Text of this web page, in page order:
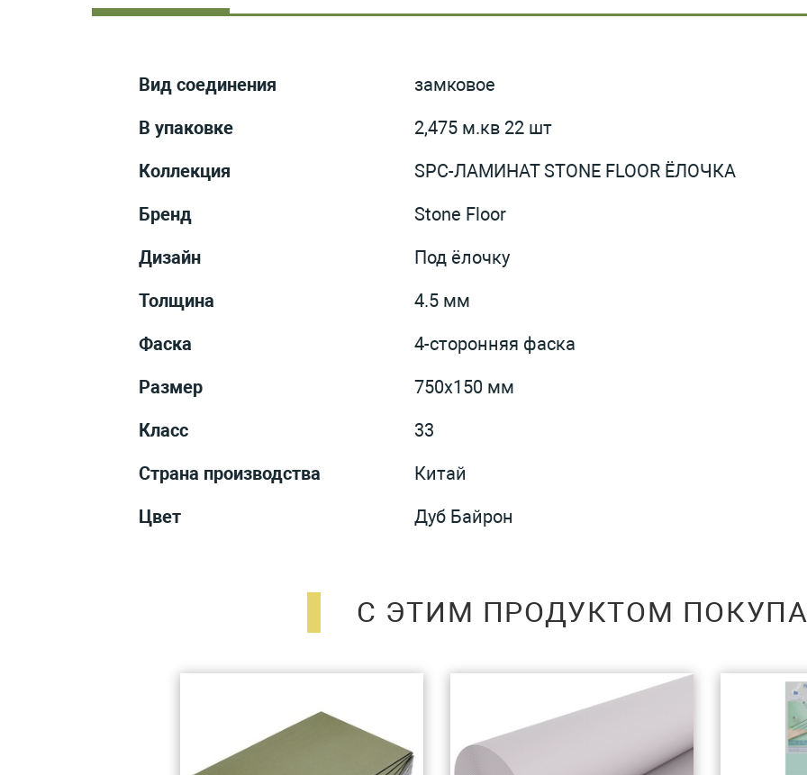
Вид соединения
замковое
В упаковке
2,475 м.кв 22 шт
Коллекция
SPC-ЛАМИНАТ STONE FLOOR ЁЛОЧКА
Бренд
Stone Floor
Дизайн
Под ёлочку
Толщина
4.5 мм
Фаска
4-сторонняя фаска
Размер
750x150 мм
Класс
33
Страна производства
Китай
Цвет
Дуб Байрон
С ЭТИМ ПРОДУКТОМ